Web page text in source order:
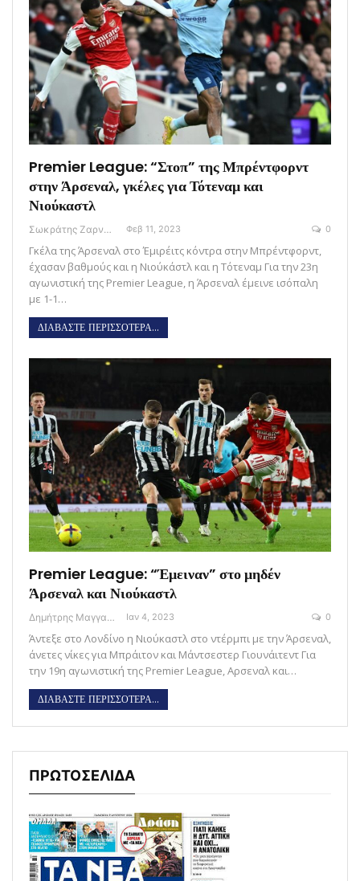
Premier League: “Στοπ” της Μπρέντφορντ
στην Άρσεναλ, γκέλες για Τότεναμ και
Νιούκαστλ
Σωκράτης Ζαρναβέλης Φεβ 11, 2023 0
Γκέλα της Άρσεναλ στο Έμιρέιτς κόντρα στην Μπρέντφορντ,
έχασαν βαθμούς και η Νιούκάστλ και η Τότεναμ Για την 23η
αγωνιστική της Premier League, η Άρσεναλ έμεινε ισόπαλη
με 1-1…
ΔΙΑΒΑΣΤΕ ΠΕΡΙΣΣΟΤΕΡΑ...
Premier League: “Έμειναν” στο μηδέν
Άρσεναλ και Νιούκαστλ
Δημήτρης Μαγγανάρης Ιαν 4, 2023 0
Άντεξε στο Λονδίνο η Νιούκαστλ στο ντέρμπι με την Άρσεναλ,
άνετες νίκες για Μπράιτον και Μάντσεστερ Γιουνάιτεντ Για
την 19η αγωνιστική της Premier League, Αρσεναλ και…
ΔΙΑΒΑΣΤΕ ΠΕΡΙΣΣΟΤΕΡΑ...
ΠΡΩΤΟΣΕΛΙΔΑ